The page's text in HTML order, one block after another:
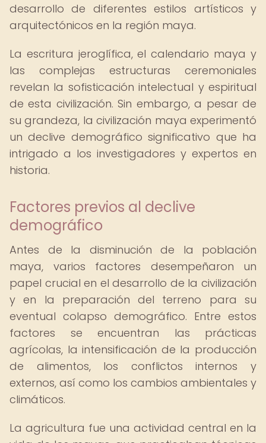
desarrollo de diferentes estilos artísticos y
arquitectónicos en la región maya.
La escritura jeroglífica, el calendario maya y
las complejas estructuras ceremoniales
revelan la sofisticación intelectual y espiritual
de esta civilización. Sin embargo, a pesar de
su grandeza, la civilización maya experimentó
un declive demográfico significativo que ha
intrigado a los investigadores y expertos en
historia.
Factores previos al declive
demográfico
Antes de la disminución de la población
maya, varios factores desempeñaron un
papel crucial en el desarrollo de la civilización
y en la preparación del terreno para su
eventual colapso demográfico. Entre estos
factores se encuentran las prácticas
agrícolas, la intensificación de la producción
de alimentos, los conflictos internos y
externos, así como los cambios ambientales y
climáticos.
La agricultura fue una actividad central en la